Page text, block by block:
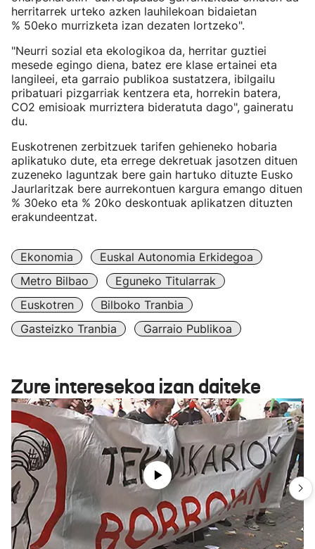
herritarrek urteko azken lauhilekoan bidaietan
% 50eko murrizketa izan dezaten lortzeko".
"Neurri sozial eta ekologikoa da, herritar guztiei
mesede egingo diena, batez ere klase ertainei eta
langileei, eta garraio publikoa sustatzera, ibilgailu
pribatuari pizgarriak kentzera eta, horrekin batera,
CO2 emisioak murriztera bideratuta dago", gaineratu
du.
Euskotrenen zerbitzuek tarifen gehieneko hobaria
aplikatuko dute, eta errege dekretuak jasotzen dituen
zuzeneko laguntzak bere gain hartuko dituzte Eusko
Jaurlaritzak bere aurrekontuen kargura emango dituen
% 30eko eta % 20ko deskontuak aplikatzen dituzten
erakundeentzat.
Ekonomia
Euskal Autonomia Erkidegoa
Metro Bilbao
Eguneko Titularrak
Euskotren
Bilboko Tranbia
Gasteizko Tranbia
Garraio Publikoa
Zure interesekoa izan daiteke